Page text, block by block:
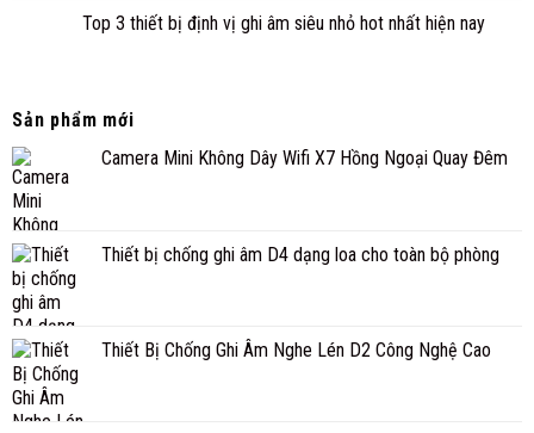
Top 3 thiết bị định vị ghi âm siêu nhỏ hot nhất hiện nay
Sản phẩm mới
Camera Mini Không Dây Wifi X7 Hồng Ngoại Quay Đêm
Thiết bị chống ghi âm D4 dạng loa cho toàn bộ phòng
Thiết Bị Chống Ghi Âm Nghe Lén D2 Công Nghệ Cao